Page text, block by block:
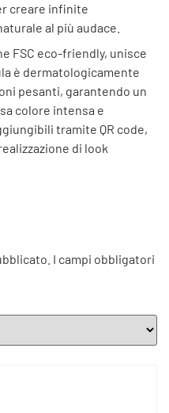
creare infinite
al più audace.
FSC eco-friendly, unisce
è dermatologicamente
pesanti, garantendo un
colore intensa e
tramite QR code,
di look
I campi obbligatori